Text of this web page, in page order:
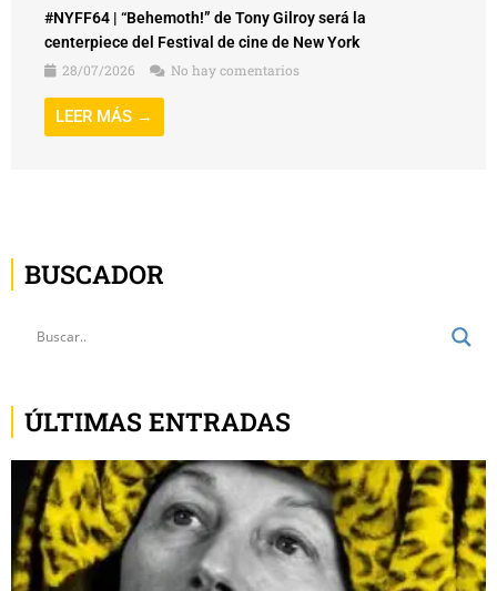
#NYFF64 | “Behemoth!” de Tony Gilroy será la
centerpiece del Festival de cine de New York
28/07/2026
No hay comentarios
LEER MÁS →
BUSCADOR
ÚLTIMAS ENTRADAS